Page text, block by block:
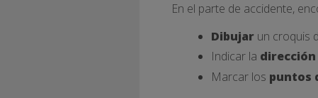
En el parte de accidente,
Dibujar un croquis
Indicar la dirección
Marcar los puntos